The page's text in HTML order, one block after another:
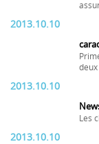
2013.10.10
2013.10.10
Les
2013.10.10